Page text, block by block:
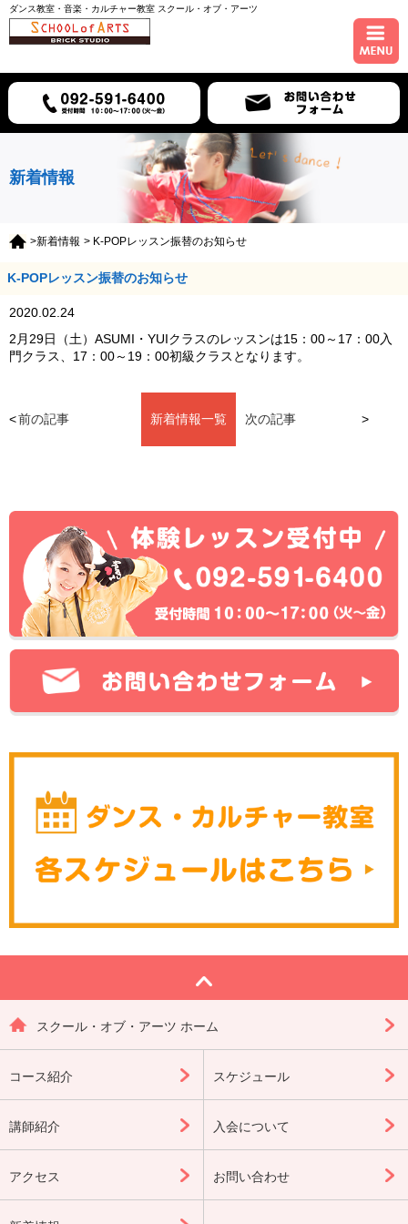
ダンス教室・音楽・カルチャー教室 スクール・オブ・アーツ
ホーム
コース紹介
スケジュール
講師紹介
入会について
アクセス
新着情報
>新着情報 > K-POPレッスン振替のお知らせ
K-POPレッスン振替のお知らせ
2020.02.24
2月29日（土）ASUMI・YUIクラスのレッスンは15：00～17：00入
門クラス、17：00～19：00初級クラスとなります。
前の記事 新着情報一覧 次の記事
スクール・オブ・アーツ ホーム
コース紹介 スケジュール
講師紹介 入会について
アクセス お問い合わせ